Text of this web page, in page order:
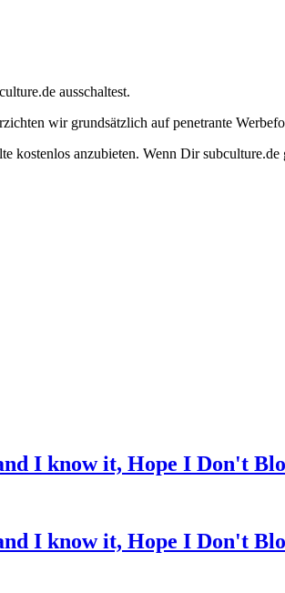
ausschaltest.
wir grundsätzlich auf penetrante
anzubieten. Wenn Dir
I know it, Hope I Don't
I know it, Hope I Don't